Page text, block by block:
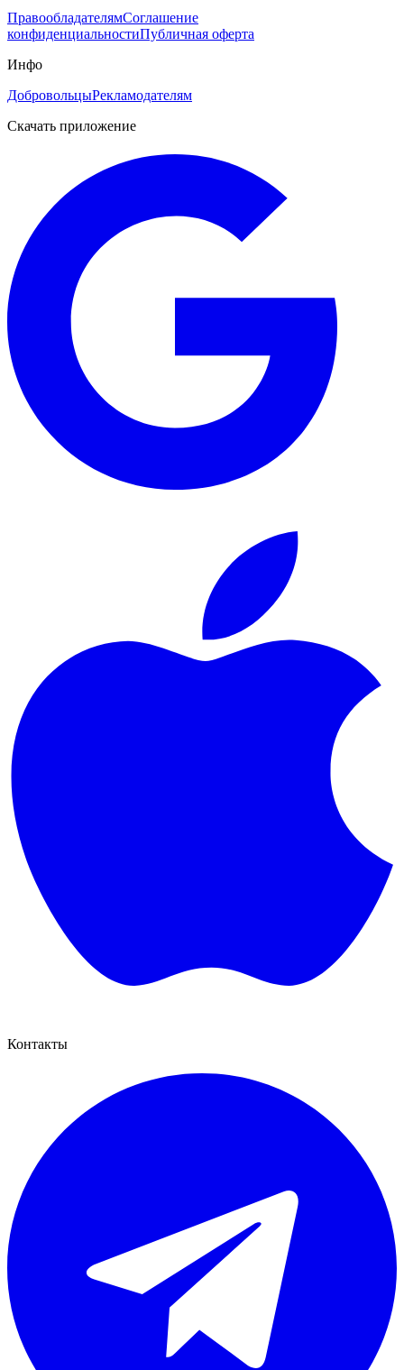
ПравообладателямСоглашение
конфиденциальностиПубличная оферта
Инфо
ДобровольцыРекламодателям
Скачать приложение
Контакты